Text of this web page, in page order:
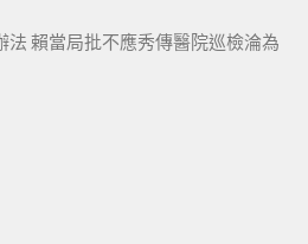
法 賴當局批不應秀傳醫院巡檢淪為